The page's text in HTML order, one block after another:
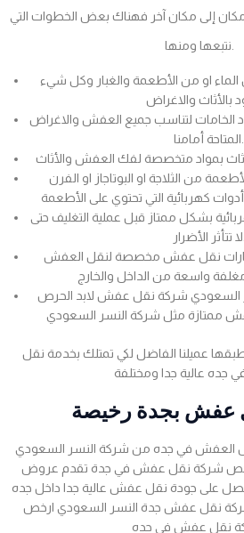
إلى مكان آخر فهناك بعض الخطوات التي
او من الأطعمة والغبار وكل شيء
الخامات لتناسب جميع العفش والاغراض
من الثلاجة او البوتاجاز او الفرن
بشكل ممتاز قبل عملية التغليف حتى
نقل عفش مخصصة لنقل العفش
السعودي شركة نقل عفش لابد الحرص
عميلنا الفاضل لكي تمتلك بخدمة نقل
عفش بجدة رخيصة
العفش في جده من شركة النسر السعودي
شركة نقل عفش في جدة تقدم عروض
على جودة نقل عفش عالية جدا داخل جده
شركة نقل عفش جدة النسر السعودي ارخص